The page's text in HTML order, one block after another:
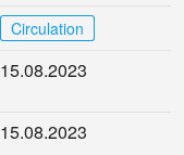
Circulation
15.08.2023
15.08.2023